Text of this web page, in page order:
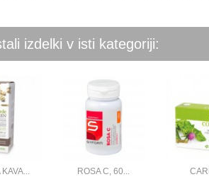
izdelki v isti kategoriji:
ROSA C, 60...